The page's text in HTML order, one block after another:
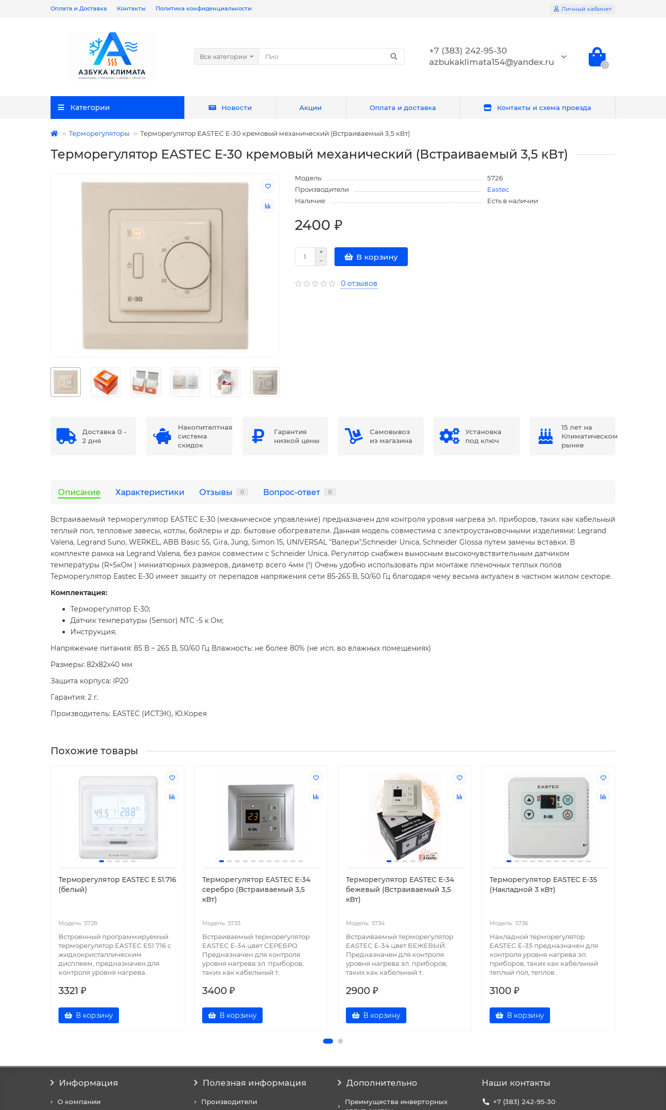
Оплата и Доставка Контакты Политика конфиденциальности Личный кабинет
Все категории
+7 (383) 242-95-30
azbukaklimata154@yandex.ru
0
Категории Новости Акции Оплата и доставка Контакты и схема проезда
Терморегуляторы Терморегулятор EASTEC E-30 кремовый механический (Встраиваемый 3,5 кВт)
Терморегулятор EASTEC E-30 кремовый механический (Встраиваемый 3,5 кВт)
Модель:
5726
Производители
Eastec
Наличие:
Есть в наличии
2400 ₽
В корзину
0 отзывов
Доставка 0 -
2 дня
Накопителтная
система
скидок
Гарантия
низкой цены
Самовывоз
из магазина
Установка
под ключ
15 лет на
Климатическом
рынке
Описание Характеристики Отзывы 0 Вопрос-ответ 0
Встраиваемый терморегулятор EASTEC E-30 (механическое управление) предназначен для контроля уровня нагрева эл. приборов, таких как кабельный
теплый пол, тепловые завесы, котлы, бойлеры и др. бытовые обогреватели. Данная модель совместима с электроустановочными изделиями: Legrand
Valena, Legrand Suno, WERKEL, ABB Basic 55, Gira, Jung, Simon 15, UNIVERSAL "Валери",Schneider Unica, Schneider Glossa путем замены вставки. В
комплекте рамка на Legrand Valena, без рамок совместим с Schneider Unica. Регулятор снабжен выносным высокочувствительным датчиком
температуры (R=5кОм ) миниатюрных размеров, диаметр всего 4мм (!) Очень удобно использовать при монтаже пленочных теплых полов
Терморегулятор Eastec E-30 имеет защиту от перепадов напряжения сети 85-265 В, 50/60 Гц благодаря чему весьма актуален в частном жилом секторе.
Комплектация:
Терморегулятор Е-30;
Датчик температуры (Sensor) NTC -5 к Ом;
Инструкция.
Напряжение питания: 85 В ~ 265 В, 50/60 Гц Влажность: не более 80% (не исп. во влажных помещениях)
Размеры: 82х82х40 мм
Защита корпуса: IP20
Гарантия: 2 г.
Производитель: EASTEC (ИСТЭК), Ю.Корея
Похожие товары
Терморегулятор EASTEC E 51.716
(белый)
5728
Встроенный программируемый
терморегулятор EASTEC E51.716 с
жидкокристаллическим
дисплеем, предназначен для
контроля уровня нагрева..
3321 ₽
В корзину
Терморегулятор EASTEC E-34
серебро (Встраиваемый 3,5
кВт)
5733
Встраиваемый терморегулятор
EASTEC E-34 цвет СЕРЕБРО.
Предназначен для контроля
уровня нагрева эл. приборов,
таких как кабельный т..
3400 ₽
В корзину
Терморегулятор EASTEC E-34
бежевый (Встраиваемый 3,5
кВт)
5734
Встраиваемый терморегулятор
EASTEC E-34 цвет БЕЖЕВЫЙ.
Предназначен для контроля
уровня нагрева эл. приборов,
таких как кабельный т..
2900 ₽
В корзину
Терморегулятор EASTEC E-35
(Накладной 3 кВт)
5736
Накладной терморегулятор
EASTEC E-35 предназначен для
контроля уровня нагрева эл.
приборов, таких как кабельный
теплый пол, теплов..
3100 ₽
В корзину
Информация
О компании
Полезная информация
Производители
Дополнительно
Преимущества инверторных
Наши контакты
+7 (383) 242-95-30